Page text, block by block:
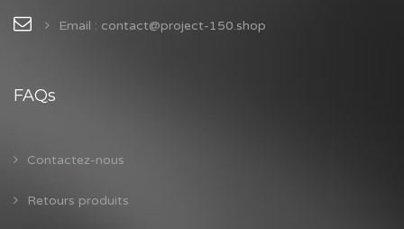
Email : contact@project-150.shop
FAQs
Contactez-nous
Retours produits